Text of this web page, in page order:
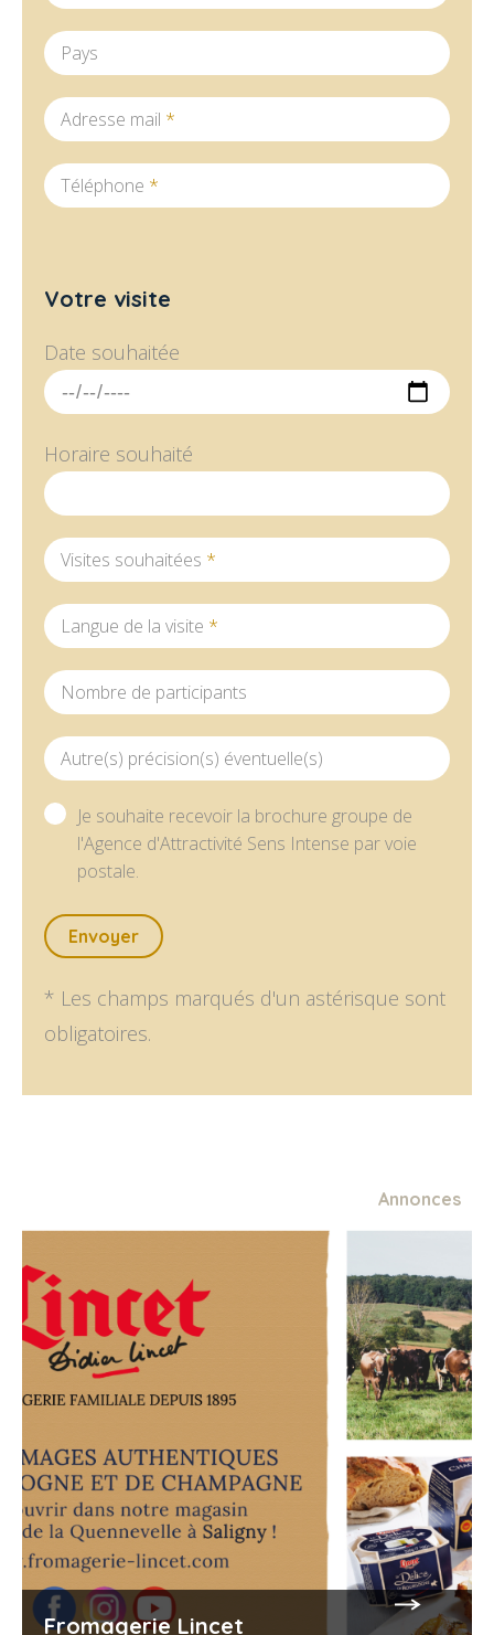
Pays
Adresse mail *
Téléphone *
Votre visite
Date souhaitée
Horaire souhaité
Visites souhaitées *
Langue de la visite *
Nombre de participants
Autre(s) précision(s) éventuelle(s)
Je souhaite recevoir la brochure groupe de
l'Agence d'Attractivité Sens Intense par voie
postale.
Envoyer
* Les champs marqués d'un astérisque sont
obligatoires.
Annonces
Fromagerie Lincet